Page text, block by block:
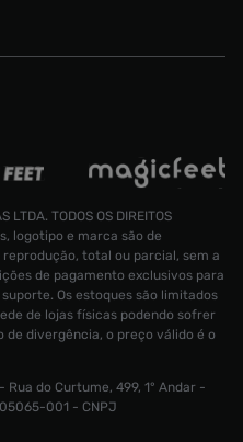
Tênis Nike Court Vision LO BE Feminino
LTDA. TODOS OS DIREITOS
logotipo e marca são de
total ou parcial, sem a
de pagamento exclusivos para
Os estoques são limitados
de lojas físicas podendo sofrer
de divergência, o preço válido é o
- Rua do Curtume, 499, 1° Andar -
001 - CNPJ